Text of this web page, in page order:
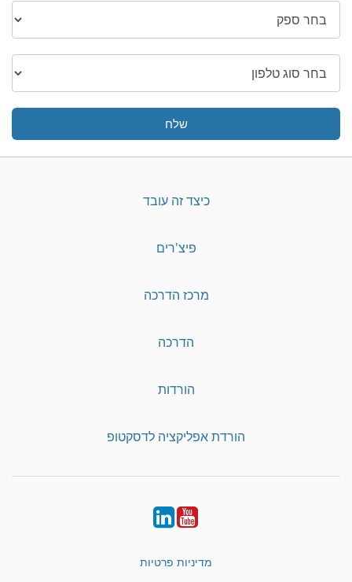
שלח
כיצד זה עובד
פיצ'רים
מרכז הדרכה
הדרכה
הורדות
הורדת אפליקציה לדסקטופ
YouTube
LinkedIn
מדיניות פרטיות